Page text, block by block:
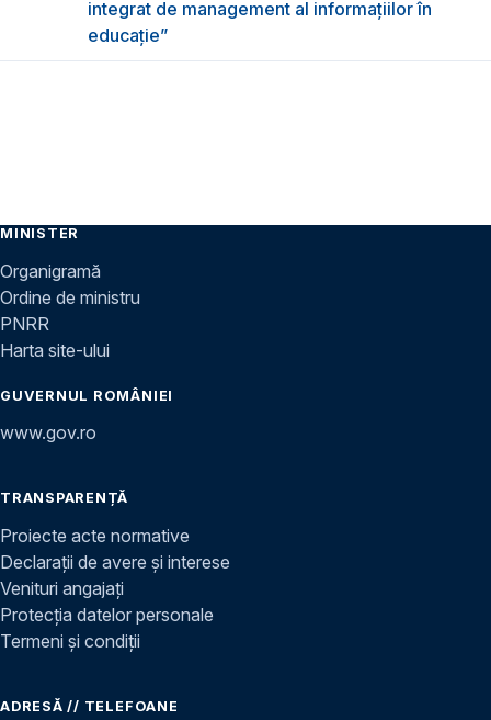
integrat de management al informațiilor în
educație”
MINISTER
Organigramă
Ordine de ministru
PNRR
Harta site-ului
GUVERNUL ROMÂNIEI
www.gov.ro
TRANSPARENȚĂ
Proiecte acte normative
Declarații de avere și interese
Venituri angajați
Protecția datelor personale
Termeni și condiții
ADRESĂ // TELEFOANE